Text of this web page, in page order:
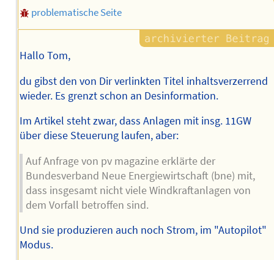
problematische Seite
Hallo Tom,
du gibst den von Dir verlinkten Titel inhaltsverzerrend
wieder. Es grenzt schon an Desinformation.
Im Artikel steht zwar, dass Anlagen mit insg. 11GW
über diese Steuerung laufen, aber:
Auf Anfrage von pv magazine erklärte der
Bundesverband Neue Energiewirtschaft (bne) mit,
dass insgesamt nicht viele Windkraftanlagen von
dem Vorfall betroffen sind.
Und sie produzieren auch noch Strom, im "Autopilot"
Modus.